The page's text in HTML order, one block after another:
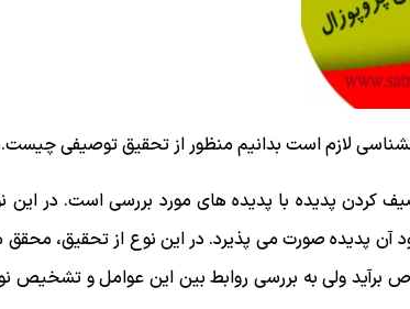
لازم است بدانیم منظور از تحقیق توصیفی چیست.
پدیده با پدیده های مورد بررسی است. در این
آن پدیده صورت می پذیرد. در این نوع از تحقیق،
ولی به بررسی روابط بین این عوامل و تشخیص